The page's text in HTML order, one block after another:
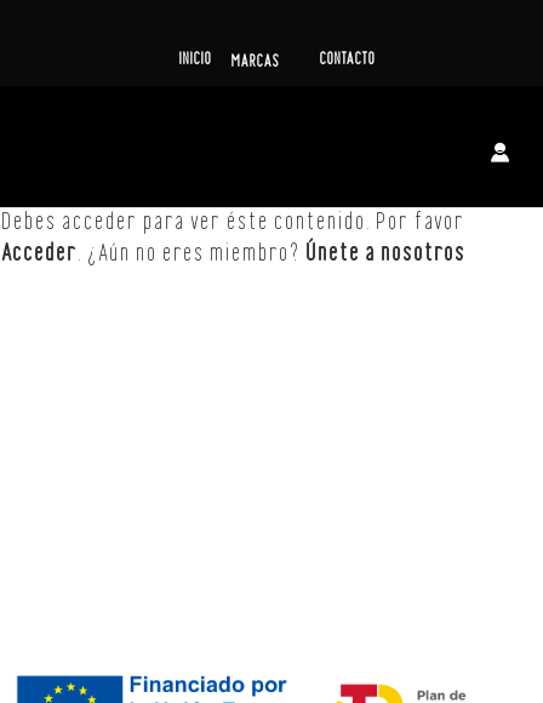
INICIO MARCAS CONTACTO
Debes acceder para ver éste contenido. Por favor
Acceder. ¿Aún no eres miembro? Únete a nosotros